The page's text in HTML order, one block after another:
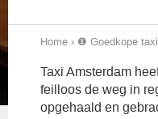
Home › ❶ Goedkope
Taxi Amsterdam
feilloos de weg in
opgehaald en